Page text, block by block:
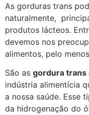
As gorduras trans
naturalmente,
produtos lácteos.
devemos nos
alimentos, pelo
São as gordura trans
indústria alimentícia
a nossa saúde. Esse
da hidrogenação do